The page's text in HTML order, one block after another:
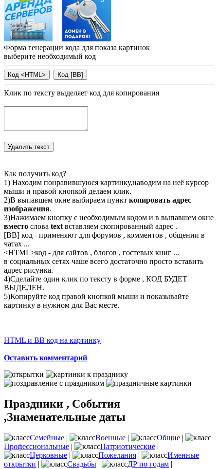
Форма генерации кода для показа картинок
выберите необходимый код
Клик по тексту выделяет код для копирования
Как получить код?
1) Находим понравившуюся картинку,наводим на неё курсор
мыши и правой кнопкой делаем клик.
2)В выпавшем окне выбираем пункт копировать адрес
изображения.
3)Нажимаем кнопку с необходимым кодом и в выпавшем окне
вместо слова textвставляем скопированный адрес .
[BB] код - применяют для форумов , комментов , общении в
чатах ...
<HTML>код - для сайтов , блогов , гостевых книг ...
в социальных сетях чаше всего достаточно просто вставить
адрес рисунка.
4)Сделайте один клик по тексту в форме , КОД БУДЕТ
ВЫДЕЛЕН.
5)Копируйте код правой кнопкой мыши и показывайте
картинку в нужном для Вас месте.
HTML и BB код на картинку
Оставить комментарий
Праздники , События
,Знаменательные даты
Семейные | Военные | Общие |
Профессиональные | Патриотические |
Церковные | Пожелания |
Именные
открытки | Свадьбы | ДР по годам |